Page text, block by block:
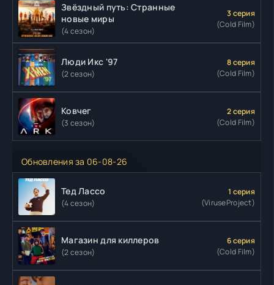
Звёздный путь: Странные
новые миры
(4 сезон)
3 серия
(Cold Film)
Люди Икс '97
(2 сезон)
8 серия
(Cold Film)
Ковчег
(3 сезон)
2 серия
(Cold Film)
Обновления за 06-08-26
Тед Лассо
(4 сезон)
1 серия
(ViruseProject)
Магазин для киллеров
(2 сезон)
6 серия
(Cold Film)